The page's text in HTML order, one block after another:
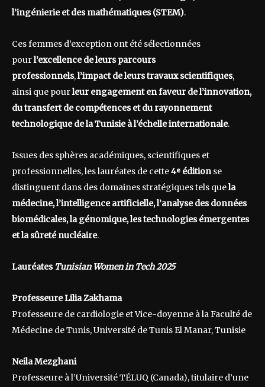
l’ingénierie et des mathématiques (STEM).
Ces femmes d’exception ont été sélectionnées
pourl’excellence de leurs parcours
professionnels,l’impact de leurs travaux scientifiques,
ainsi que pourleur engagement en faveur de l’innovation,
du transfert de compétences et du rayonnement
technologique de la Tunisie à l’échelle internationale.
Issues des sphères académiques, scientifiques et
professionnelles, les lauréates de cette4ᵉ éditionse
distinguent dans des domaines stratégiques tels quela
médecine, l’intelligence artificielle, l’analyse des données
biomédicales, la génomique, les technologies émergentes
et la sûreté nucléaire.
Lauréates Tunisian Women in Tech 2025
Professeure Lilia Zakhama
Professeure de cardiologie et Vice-doyenne à la Faculté de
Médecine de Tunis, Université de Tunis El Manar, Tunisie
Neila Mezghani
Professeure à l’Université TÉLUQ (Canada), titulaire d’une